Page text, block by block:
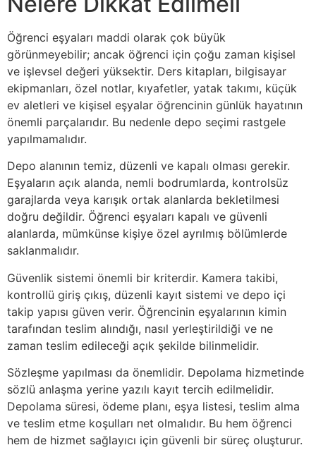
Öğrenci eşyaları maddi olarak çok büyük
görünmeyebilir; ancak öğrenci için çoğu zaman kişisel
ve işlevsel değeri yüksektir. Ders kitapları, bilgisayar
ekipmanları, özel notlar, kıyafetler, yatak takımı, küçük
ev aletleri ve kişisel eşyalar öğrencinin günlük hayatının
önemli parçalarıdır. Bu nedenle depo seçimi rastgele
yapılmamalıdır.
Depo alanının temiz, düzenli ve kapalı olması gerekir.
Eşyaların açık alanda, nemli bodrumlarda, kontrolsüz
garajlarda veya karışık ortak alanlarda bekletilmesi
doğru değildir. Öğrenci eşyaları kapalı ve güvenli
alanlarda, mümkünse kişiye özel ayrılmış bölümlerde
saklanmalıdır.
Güvenlik sistemi önemli bir kriterdir. Kamera takibi,
kontrollü giriş çıkış, düzenli kayıt sistemi ve depo içi
takip yapısı güven verir. Öğrencinin eşyalarının kimin
tarafından teslim alındığı, nasıl yerleştirildiği ve ne
zaman teslim edileceği açık şekilde bilinmelidir.
Sözleşme yapılması da önemlidir. Depolama hizmetinde
sözlü anlaşma yerine yazılı kayıt tercih edilmelidir.
Depolama süresi, ödeme planı, eşya listesi, teslim alma
ve teslim etme koşulları net olmalıdır. Bu hem öğrenci
hem de hizmet sağlayıcı için güvenli bir süreç oluşturur.